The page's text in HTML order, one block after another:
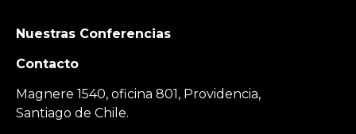
Nuestras Conferencias
Contacto
Magnere 1540, oficina 801, Providencia,
Santiago de Chile.